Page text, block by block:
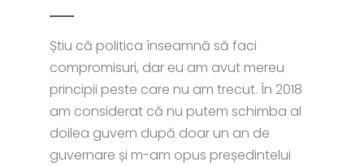
Știu că politica înseamnă să faci
compromisuri, dar eu am avut mereu
principii peste care nu am trecut. În 2018
am considerat că nu putem schimba al
doilea guvern după doar un an de
guvernare și m-am opus președintelui